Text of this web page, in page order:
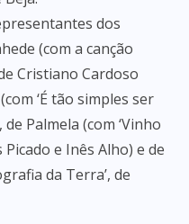
dos
(com a canção
Cristiano Cardoso
‘É tão simples ser
de Palmela (com ‘Vinho
e Inês Alho) e de
da Terra’, de